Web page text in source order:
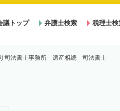
議トップ 弁護士検索 税理士検
司法書士事務所 遺産相続 司法書士